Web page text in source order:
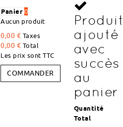
DÉCOUVREZ DES ARTICLES
Panier 0
Aucun produit
0,00 € Taxes
0,00 € Total
Les prix sont TTC
COMMANDER
ajouté
avec
succès
au
panier
Quantité
Total